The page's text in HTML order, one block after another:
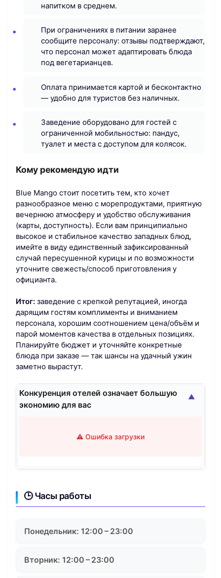
напитком в среднем.
При ограничениях в питании заранее
сообщите персоналу: отзывы подтверждают,
что персонал может адаптировать блюда
под вегетарианцев.
Оплата принимается картой и бесконтактно
— удобно для туристов без наличных.
Заведение оборудовано для гостей с
ограниченной мобильностью: пандус,
туалет и места с доступом для колясок.
Кому рекомендую идти
Blue Mango стоит посетить тем, кто хочет
разнообразное меню с морепродуктами, приятную
вечернюю атмосферу и удобство обслуживания
(карты, доступность). Если вам принципиально
высокое и стабильное качество западных блюд,
имейте в виду единственный зафиксированный
случай пересушенной курицы и по возможности
уточните свежесть/способ приготовления у
официанта.
Итог: заведение с крепкой репутацией, иногда
дарящим гостям комплименты и вниманием
персонала, хорошим соотношением цена/объём и
парой моментов качества в отдельных позициях.
Планируйте бюджет и уточняйте конкретные
блюда при заказе — так шансы на удачный ужин
заметно вырастут.
Конкуренция отелей означает большую
экономию для вас
⚠️ Ошибка загрузки
▲
🕒 Часы работы
Понедельник: 12:00 – 23:00
Вторник: 12:00 – 23:00